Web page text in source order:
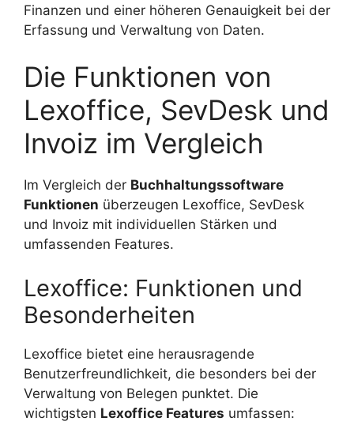
Finanzen und einer höheren Genauigkeit bei der
Erfassung und Verwaltung von Daten.
Die Funktionen von
Lexoffice, SevDesk und
Invoiz im Vergleich
Im Vergleich der Buchhaltungssoftware
Funktionen überzeugen Lexoffice, SevDesk
und Invoiz mit individuellen Stärken und
umfassenden Features.
Lexoffice: Funktionen und
Besonderheiten
Lexoffice bietet eine herausragende
Benutzerfreundlichkeit, die besonders bei der
Verwaltung von Belegen punktet. Die
wichtigsten Lexoffice Features umfassen: